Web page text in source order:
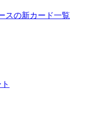
スの新カード一覧